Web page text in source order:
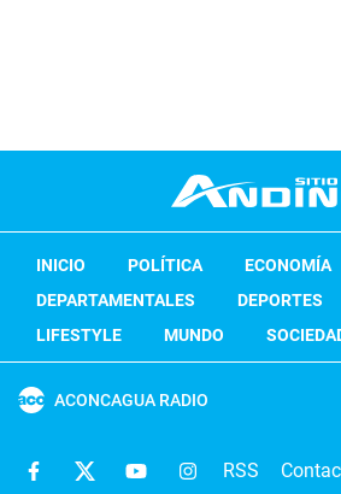
INICIO POLÍTICA ECONOMÍA
DEPARTAMENTALES
DEPORTES
LIFESTYLE
MUNDO
ACONCAGUA RADIO
RSS